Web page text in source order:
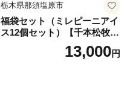
栃木県那須塩原市
福袋セット（ミレピーニアイ
ス12個セット）【千本松牧
場】 ns025-014-12 【デザー
ト 詰め合わせ ギフト】
13,000円